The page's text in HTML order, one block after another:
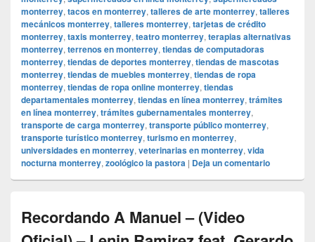
monterrey, tacos en monterrey, talleres de arte monterrey, talleres
mecánicos monterrey, talleres monterrey, tarjetas de crédito
monterrey, taxis monterrey, teatro monterrey, terapias alternativas
monterrey, terrenos en monterrey, tiendas de computadoras
monterrey, tiendas de deportes monterrey, tiendas de mascotas
monterrey, tiendas de muebles monterrey, tiendas de ropa
monterrey, tiendas de ropa online monterrey, tiendas
departamentales monterrey, tiendas en línea monterrey, trámites
en línea monterrey, trámites gubernamentales monterrey,
transporte de carga monterrey, transporte público monterrey,
transporte turístico monterrey, turismo en monterrey,
universidades en monterrey, veterinarias en monterrey, vida
nocturna monterrey, zoológico la pastora | Deja un comentario
Recordando A Manuel – (Video